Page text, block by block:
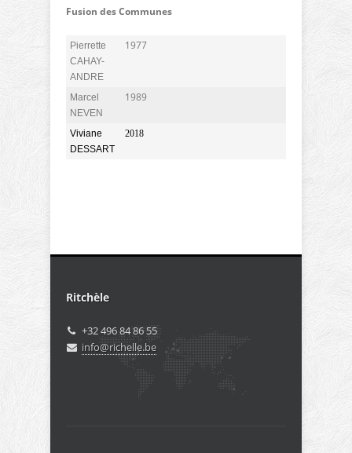
Fusion des Communes
Pierrette
CAHAY-
ANDRE
1977
Marcel
NEVEN
1989
Viviane
DESSART
2018
Ritchèle
+32 496 84 86 55
info@richelle.be